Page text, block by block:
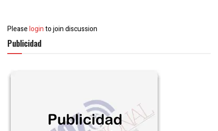
Pleaseloginto join discussion
Publicidad